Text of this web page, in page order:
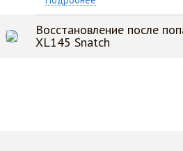
Восстановление после
XL145 Snatch